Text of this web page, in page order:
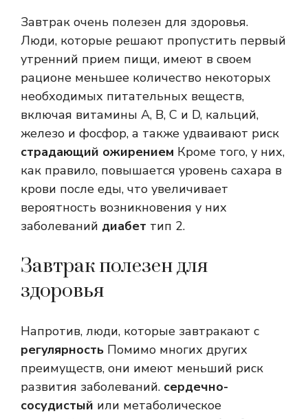
Завтрак очень полезен для здоровья.
Люди, которые решают пропустить первый
утренний прием пищи, имеют в своем
рационе меньшее количество некоторых
необходимых питательных веществ,
включая витамины A, B, C и D, кальций,
железо и фосфор, а также удваивают риск
страдающий ожирением Кроме того, у них,
как правило, повышается уровень сахара в
крови после еды, что увеличивает
вероятность возникновения у них
заболеваний диабет тип 2.
Завтрак полезен для
здоровья
Напротив, люди, которые завтракают с
регулярность Помимо многих других
преимуществ, они имеют меньший риск
развития заболеваний. сердечно-
сосудистый или метаболическое